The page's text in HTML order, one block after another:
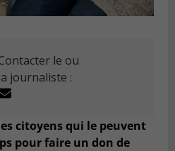
le ou
la journaliste :
citoyens qui le peuvent
pour faire un don de